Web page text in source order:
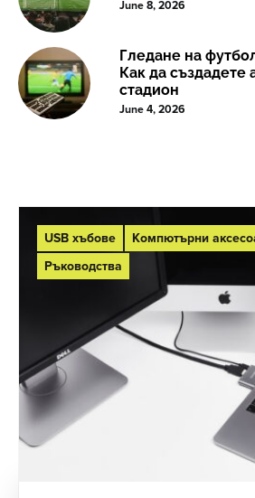
June 8, 2026
Гледане на
Как да създадете
стадион
June 4, 2026
USB хъбове
Компютърни
Ръководства